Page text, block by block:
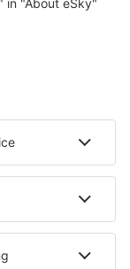
eSky
Franca